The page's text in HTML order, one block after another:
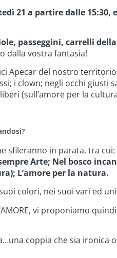
21 a partire dalle 15:30,
passeggini, carrelli della
dalla vostra fantasia!
Apecar del nostro
i clown; negli occhi giusti
(sull’amore per la
sfileranno in parata, tra cui:
Arte; Nel bosco
L’amore per la natura.
colori, nei suoi vari ed
vi proponiamo
coppia che sia ironica